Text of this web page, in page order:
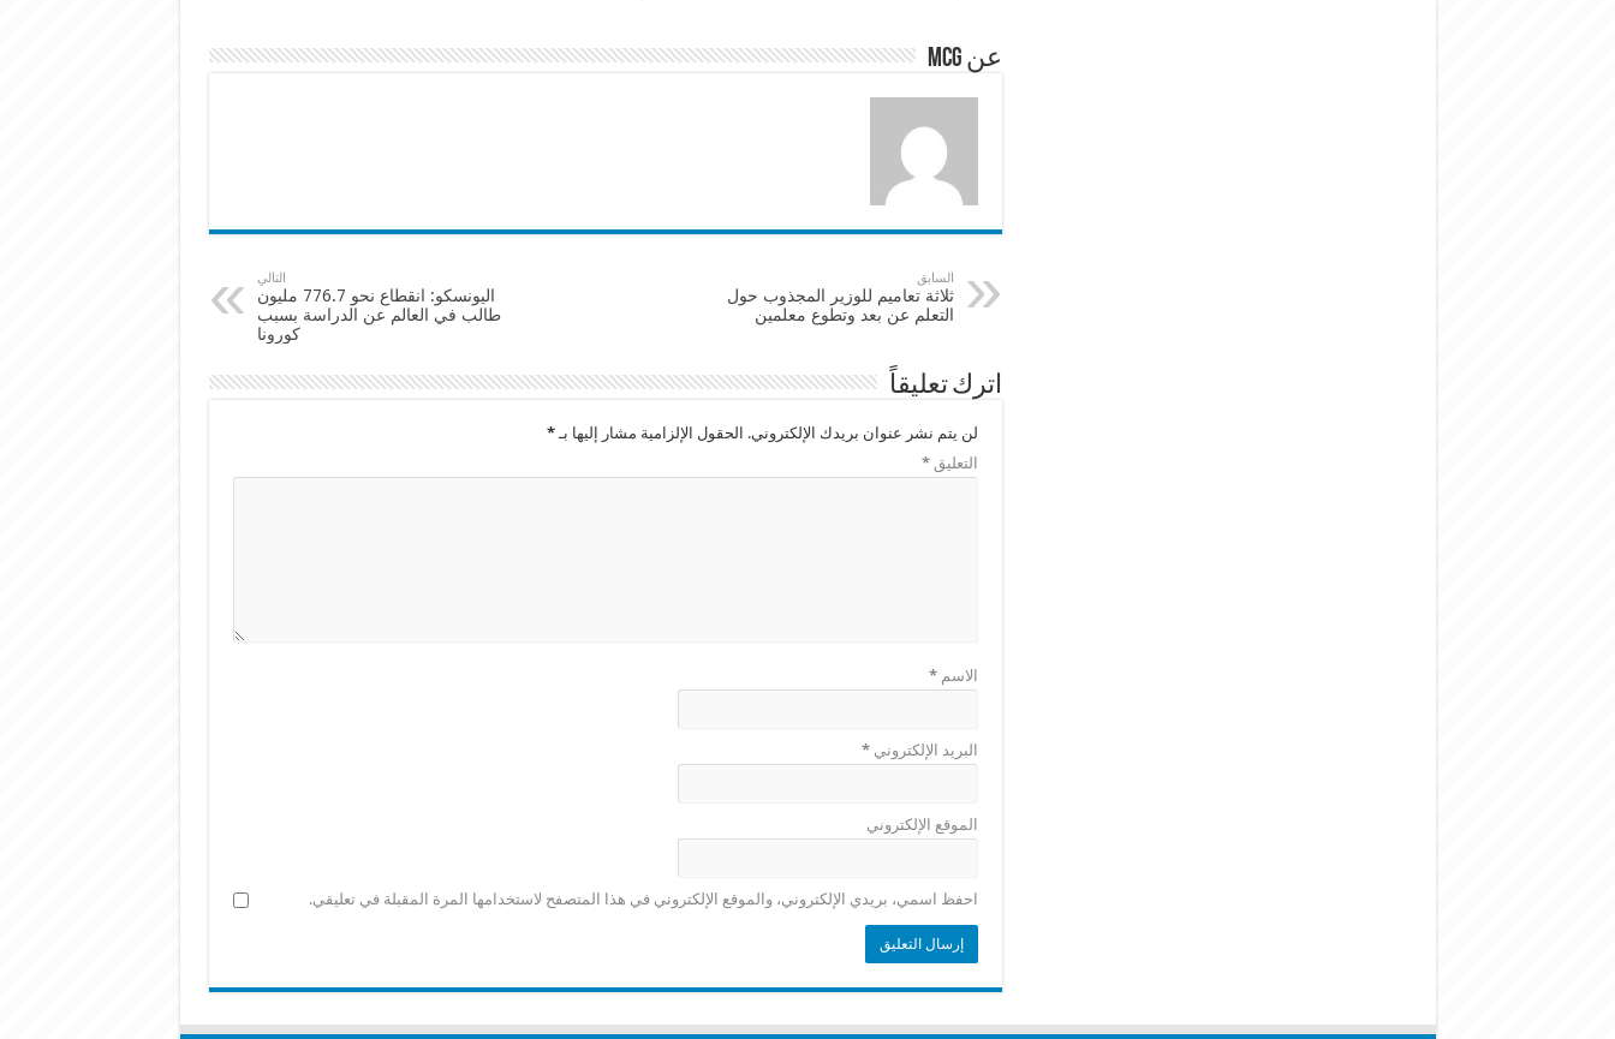
o
k
p
عن mcg
السابق
ثلاثة تعاميم للوزير المجذوب حول
التعلم عن بعد وتطوع معلمين
التالي
اليونسكو: انقطاع نحو 776.7 مليون
طالب في العالم عن الدراسة بسبب
كورونا
اترك تعليقاً
لن يتم نشر عنوان بريدك الإلكتروني. الحقول الإلزامية مشار إليها بـ*
التعليق*
الاسم*
البريد الإلكتروني*
الموقع الإلكتروني
احفظ اسمي، بريدي الإلكتروني، والموقع الإلكتروني في هذا المتصفح لاستخدامها المرة المقبلة في تعليقي.